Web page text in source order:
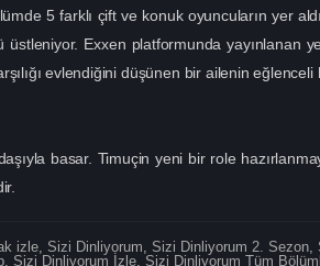
5 farklı çift ve konuk oyuncuların yer
Exxen platformunda yayınlanan
evlendiğini düşünen bir ailenin
basar. Timuçin yeni bir role
izle, Sizi Dinliyorum, Sizi Dinliyorum 2. Sezon,
, Sizi Dinliyorum İzle, Sizi Dinliyorum Tüm